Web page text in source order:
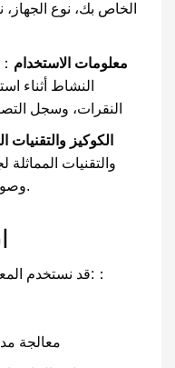
الخاص بك، نوع
معلومات الاستخدام
النشاط أثناء
النقرات، وسجل
الكوكيز والتقنيات
والتقنيات
وصولك إلى خدماتنا أو استخدامها.
قد نستخدم المعلومات الشخصية التي تم جمعها لـ:：
معالجة